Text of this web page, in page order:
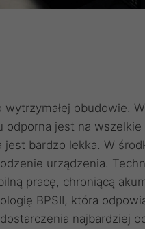
obudowie.
odporna jest na
bardzo lekka. W
urządzenia.
pracę, chroniącą
BPSII, która
najbardziej